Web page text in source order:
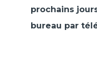
prochains
bureau par